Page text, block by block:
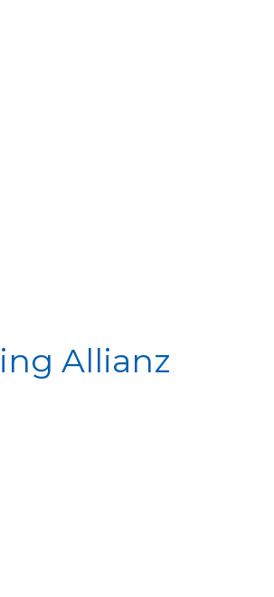
Allianz